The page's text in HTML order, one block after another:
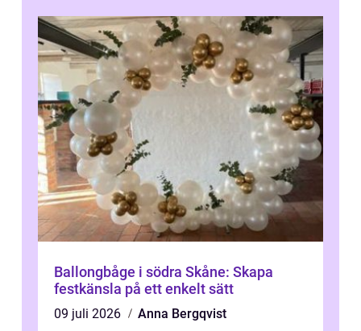
Ballongbåge i södra Skåne: Skapa
festkänsla på ett enkelt sätt
09 juli 2026
Anna Bergqvist